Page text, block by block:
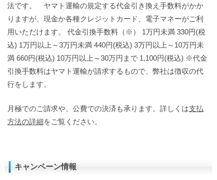
法です。 ヤマト運輸の規定する代金引き換え手数料がかか
りますが、現金か各種クレジットカード、電子マネーがご利
用いただけます。 代金引換手数料（※） 1万円未満 330円(税
込) 1万円以上～3万円未満 440円(税込) 3万円以上～10万円未
満 660円(税込) 10万円以上～30万円まで 1,100円(税込) ※代金
引換手数料はヤマト運輸が請求するもので、弊社は徴収の代
行をします。
月極でのご請求や、公費での決済も承ります。詳しくは支払
方法の詳細をご覧ください。
キャンペーン情報